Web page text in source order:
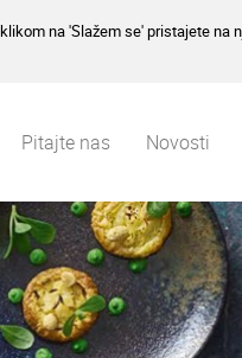
na 'Slažem se' pristajete na
Pitajte nas Novosti